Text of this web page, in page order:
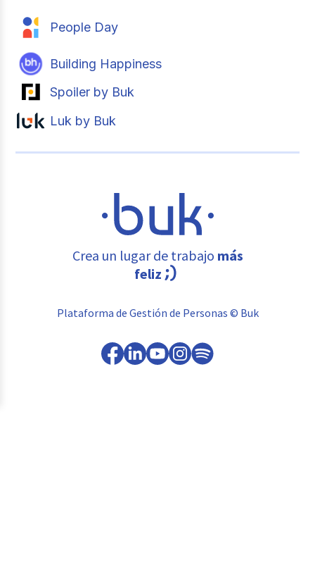
People Day
Building Happiness
Spoiler by Buk
Luk by Buk
Crea un lugar de trabajo más
feliz
Plataforma de Gestión de Personas © Buk